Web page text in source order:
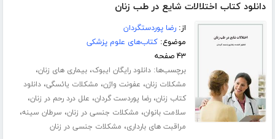
دانلود کتاب اختلالات شایع در طب زنان
از:رضا پوردستگردان
موضوع:کتاب‌های علوم پزشکی
۴۳ صفحه
برچسب‌ها:دانلود رایگان ایبوک،بیماری های زنان،
مشکلات زنان، عفونت واژن، مشکلات یائسگی،دانلود
کتاب زنان،رضا پوردست گردان، علل درد رحم در زنان،
سلامت بانوان، مشکلات جنسی در زنان، سرطان سینه،
مراقبت های بارداری، مشکلات جنسی در زنان